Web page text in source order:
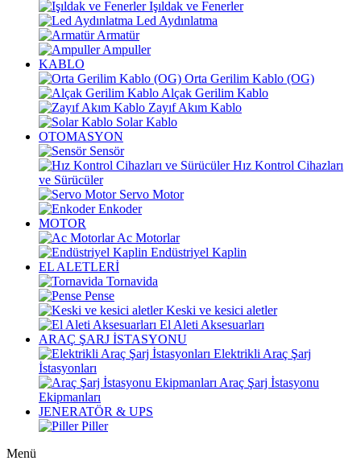
Işıldak ve Fenerler
Led Aydınlatma
Armatür
Ampuller
KABLO
Orta Gerilim Kablo (OG)
Alçak Gerilim Kablo
Zayıf Akım Kablo
Solar Kablo
OTOMASYON
Sensör
Hız Kontrol Cihazları
ve Sürücüler
Servo Motor
Enkoder
MOTOR
Ac Motorlar
Endüstriyel Kaplin
EL ALETLERİ
Tornavida
Pense
Keski ve kesici aletler
El Aleti Aksesuarları
ARAÇ ŞARJ İSTASYONU
Elektrikli Araç Şarj
İstasyonları
Araç Şarj İstasyonu
Ekipmanları
JENERATÖR & UPS
Piller
Menü